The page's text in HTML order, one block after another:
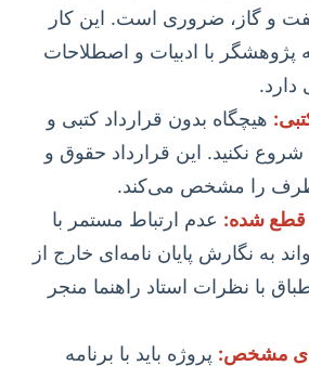
و گاز، ضروری است. این کار
با ادبیات و اصطلاحات
هیچگاه بدون قرارداد کتبی و
نکنید. این قرارداد حقوق و
طرف را مشخص می‌کند.
قطع شده: عدم ارتباط مستمر با
به نگارش پایان نامه‌ای خارج از
با نظرات استاد راهنما منجر
مشخص: پروژه باید با برنامه